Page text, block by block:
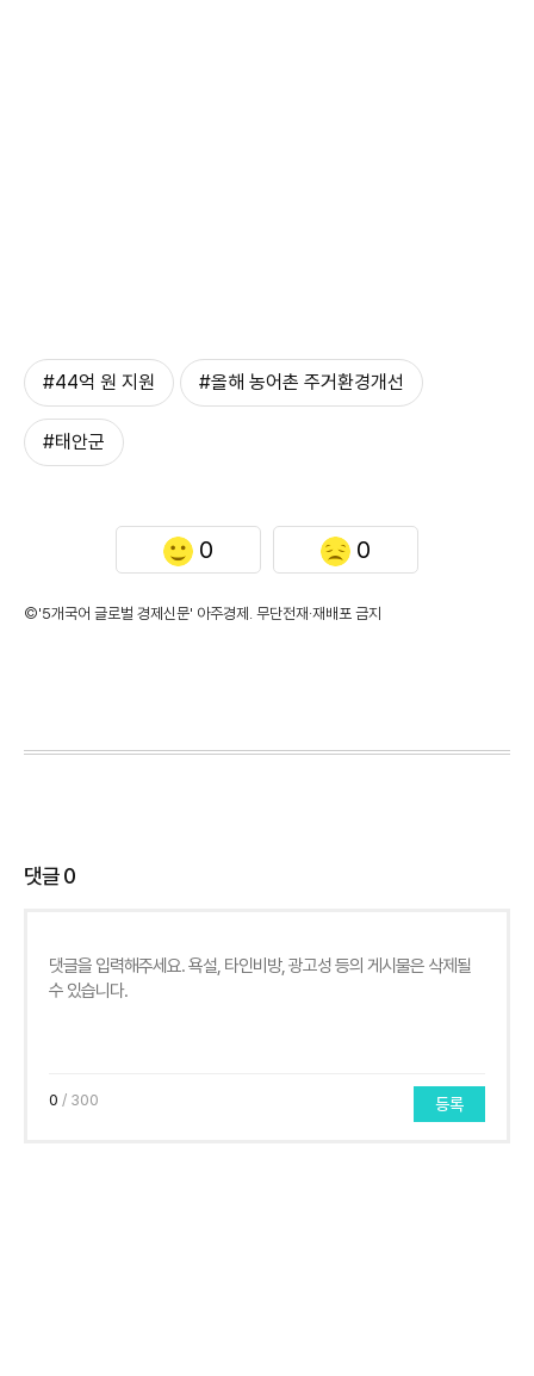
#44억 원 지원 #올해 농어촌 주거환경개선
#태안군
0 0
©'5개국어 글로벌 경제신문' 아주경제. 무단전재·재배포 금지
댓글0
0 / 300 등록